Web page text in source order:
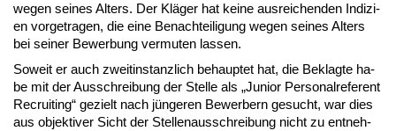
we­gen sei­nes Al­ters. Der Kläger hat kei­ne aus­rei­chen­den In­di­zi­
en vor­ge­tra­gen, die ei­ne Be­nach­tei­li­gung we­gen sei­nes Al­ters
bei sei­ner Be­wer­bung ver­mu­ten las­sen.
So­weit er auch zweit­in­stanz­lich be­haup­tet hat, die Be­klag­te ha­
be mit der Aus­schrei­bung der Stel­le als „Ju­ni­or Per­so­nal­re­fe­rent
Re­cruit­ing“ ge­zielt nach jünge­ren Be­wer­bern ge­sucht, war dies
aus ob­jek­ti­ver Sicht der Stel­len­aus­schrei­bung nicht zu ent­neh­